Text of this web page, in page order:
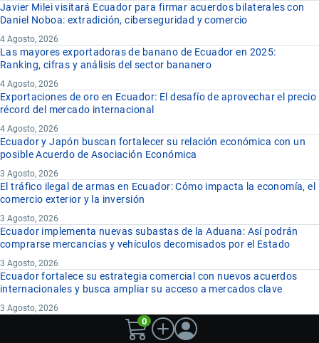
Javier Milei visitará Ecuador para firmar acuerdos bilaterales con
Daniel Noboa: extradición, ciberseguridad y comercio
4 Agosto, 2026
Las mayores exportadoras de banano de Ecuador en 2025:
Ranking, cifras y análisis del sector bananero
4 Agosto, 2026
Exportaciones de oro en Ecuador: El desafío de aprovechar el precio
récord del mercado internacional
4 Agosto, 2026
Ecuador y Japón buscan fortalecer su relación económica con un
posible Acuerdo de Asociación Económica
3 Agosto, 2026
El tráfico ilegal de armas en Ecuador: Cómo impacta la economía, el
comercio exterior y la inversión
3 Agosto, 2026
Ecuador implementa nuevas subastas de la Aduana: Así podrán
comprarse mercancías y vehículos decomisados por el Estado
3 Agosto, 2026
Ecuador fortalece su estrategia comercial con nuevos acuerdos
internacionales y busca ampliar su acceso a mercados clave
3 Agosto, 2026
0